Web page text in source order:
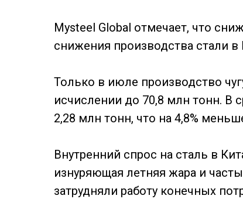
Mysteel Global отмечает, что
снижения производства стали в
Только в июле производство
исчислении до 70,8 млн тонн. В
2,28 млн тонн, что на 4,8%
Внутренний спрос на сталь в
изнуряющая летняя жара и
затрудняли работу конечных